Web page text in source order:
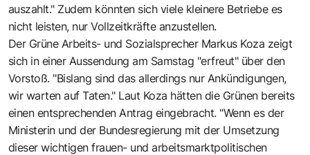
auszahlt." Zudem könnten sich viele kleinere Betriebe es
nicht leisten, nur Vollzeitkräfte anzustellen.
Der Grüne Arbeits- und Sozialsprecher Markus Koza zeigt
sich in einer Aussendung am Samstag "erfreut" über den
Vorstoß. "Bislang sind das allerdings nur Ankündigungen,
wir warten auf Taten." Laut Koza hätten die Grünen bereits
einen entsprechenden Antrag eingebracht. "Wenn es der
Ministerin und der Bundesregierung mit der Umsetzung
dieser wichtigen frauen- und arbeitsmarktpolitischen